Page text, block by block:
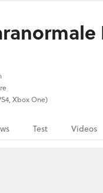
Xbox One)
Test Videos